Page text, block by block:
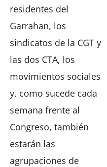
residentes del
Garrahan, los
sindicatos de la CGT y
las dos CTA, los
movimientos sociales
y, como sucede cada
semana frente al
Congreso, también
estarán las
agrupaciones de